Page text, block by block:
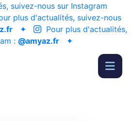
suivez-nous sur Instagram
plus d'actualités, suivez-nous
✦
Pour plus d'actualités,
: @amyaz.fr ✦